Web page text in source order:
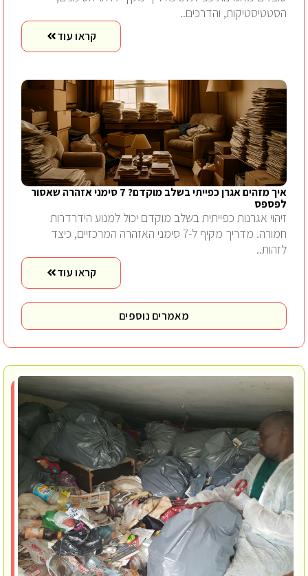
הסטטיסטיקות, והדרכים..
קראו עוד
איך מזהים אגרן כפייתי בשלב מוקדם? 7 סימני אזהרה שאסור
לפספס
זיהוי אגרנות כפייתית בשלב מוקדם יכול למנוע הידרדרות
חמורה. מדריך מקיף ל-7 סימני האזהרה המרכזיים, כיצד
לזהות..
קראו עוד
מאמרים נוספים